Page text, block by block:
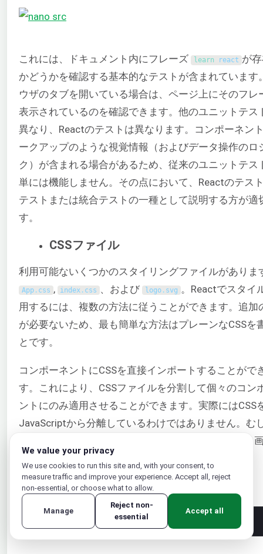
これには、ドキュメント内にフレーズ learn react が
かどうかを確認する基本的なテストが含まれています
ウザのタブを開いている場合は、ページ上にそのフレ
表示されているのを確認できます。他のユニットテス
異なり、Reactのテストは異なります。コンポーネン
ークアップのような視覚情報（およびデータ操作のロ
ク）が含まれる場合があるため、従来のユニットテス
単には機能しません。その点において、Reactのテス
テストまたは統合テストの一種として説明する方が適
す。
CSSファイル
利用可能ないくつかのスタイリングファイルがありま
App. css , index . css 、および logo. svg 。Reactでスタイ
用するには、複数の方法に従うことができます。追加
が必要ないため、最も簡単な方法はプレーンなCSSを
とです。
コンポーネントにCSSを直接インポートすることがで
す。これにより、CSSファイルを分割して個々のコン
ントにのみ適用させることができます。実際にはCSS
JavaScriptから分離しているわけではありません。む
連するすべてのコンポーネント（CSS、JavaScript、
ークアップ）をまとめてグループ化しています。
を App.css テキストエディタで開きます：
We value your privacy
We use cookies to run this site and, with your consent, to
measure traffic and improve your experience. Accept all, reject
non-essential, or choose what to allow.
Manage
Reject non-
essential
Accept all